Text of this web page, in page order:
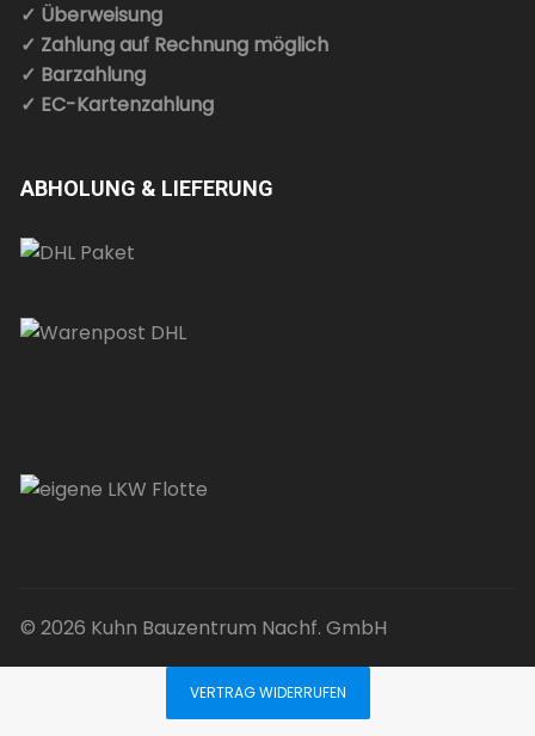
✓ Überweisung
✓ Zahlung auf Rechnung möglich
✓ Barzahlung
✓ EC-Kartenzahlung
ABHOLUNG & LIEFERUNG
© 2026 Kuhn Bauzentrum Nachf. GmbH
VERTRAG WIDERRUFEN